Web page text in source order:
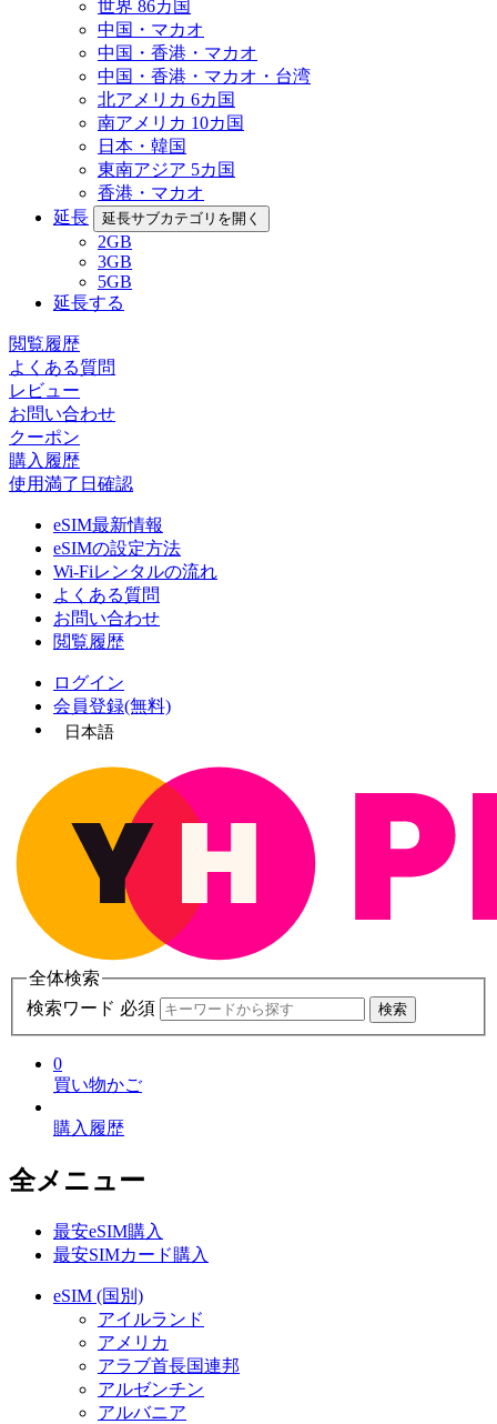
世界 86カ国
中国・マカオ
中国・香港・マカオ
中国・香港・マカオ・台湾
北アメリカ 6カ国
南アメリカ 10カ国
日本・韓国
東南アジア 5カ国
香港・マカオ
延長
延長サブカテゴリを開く
2GB
3GB
5GB
延長する
閲覧履歴
よくある質問
レビュー
お問い合わせ
クーポン
購入履歴
使用満了日確認
eSIM最新情報
eSIMの設定方法
Wi-Fiレンタルの流れ
よくある質問
お問い合わせ
閲覧履歴
ログイン
会員登録(無料)
日本語
全体検索
検索ワード 必須
検索
0
買い物かご
購入履歴
全メニュー
最安eSIM購入
最安SIMカード購入
eSIM (国別)
アイルランド
アメリカ
アラブ首長国連邦
アルゼンチン
アルバニア